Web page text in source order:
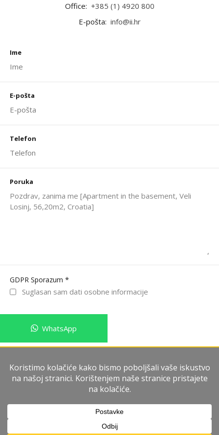
Office: +385 (1) 4920 800
E-pošta: info@ii.hr
Ime
E-pošta
Telefon
Poruka
GDPR Sporazum *
Suglasan sam dati osobne informacije
WhatsApp